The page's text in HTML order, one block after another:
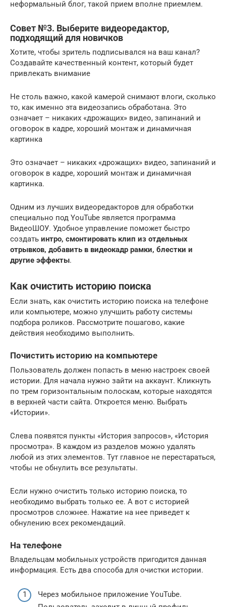
неформальный блог, такой прием вполне приемлем.
Совет №3. Выберите видеоредактор,
подходящий для новичков
Хотите, чтобы зритель подписывался на ваш канал?
Создавайте качественный контент, который будет
привлекать внимание
Не столь важно, какой камерой снимают влоги, сколько
то, как именно эта видеозапись обработана. Это
означает – никаких «дрожащих» видео, запинаний и
оговорок в кадре, хороший монтаж и динамичная
картинка
Это означает – никаких «дрожащих» видео, запинаний и
оговорок в кадре, хороший монтаж и динамичная
картинка.
Одним из лучших видеоредакторов для обработки
специально под YouTube является программа
ВидеоШОУ. Удобное управление поможет быстро
создать интро, смонтировать клип из отдельных
отрывков, добавить в видеокадр рамки, блестки и
другие эффекты.
Как очистить историю поиска
Если знать, как очистить историю поиска на телефоне
или компьютере, можно улучшить работу системы
подбора роликов. Рассмотрите пошагово, какие
действия необходимо выполнить.
Почистить историю на компьютере
Пользователь должен попасть в меню настроек своей
истории. Для начала нужно зайти на аккаунт. Кликнуть
по трем горизонтальным полоскам, которые находятся
в верхней части сайта. Откроется меню. Выбрать
«Истории».
Слева появятся пункты «История запросов», «История
просмотра». В каждом из разделов можно удалять
любой из этих элементов. Тут главное не перестараться,
чтобы не обнулить все результаты.
Если нужно очистить только историю поиска, то
необходимо выбрать только ее. А вот с историей
просмотров сложнее. Нажатие на нее приведет к
обнулению всех рекомендаций.
На телефоне
Владельцам мобильных устройств пригодится данная
информация. Есть два способа для очистки истории.
Через мобильное приложение YouTube.